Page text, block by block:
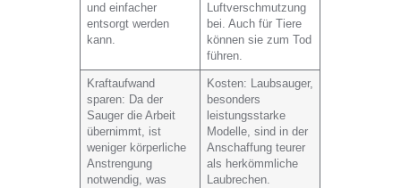
und einfacher
entsorgt werden
kann.
Luftverschmutzung
bei. Auch für Tiere
können sie zum Tod
führen.
Kraftaufwand
sparen: Da der
Sauger die Arbeit
übernimmt, ist
weniger körperliche
Anstrengung
notwendig, was
Kosten: Laubsauger,
besonders
leistungsstarke
Modelle, sind in der
Anschaffung teurer
als herkömmliche
Laubrechen.